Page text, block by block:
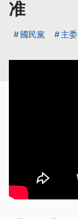
准
國民黨 主委